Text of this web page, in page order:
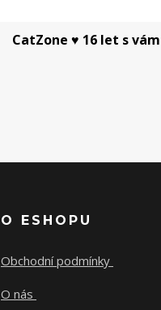
CatZone ♥ 16 let s
O ESHOPU
Obchodní podmínky
O nás